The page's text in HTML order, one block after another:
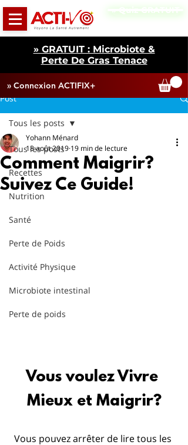
» Connexion ACTIFIX+
» GRATUIT : Microbiote &
Perte De Gras Tenace
» Quiz GRATUIT
Post
Tous les posts
Recettes
Nutrition
Santé
Perte de Poids
Activité Physique
Microbiote intestinal
Perte de poids
Tous les posts
Comment Maigrir?
Suivez Ce Guide!
Yohann Ménard
18 août 2019 19 min de lecture
Vous voulez Vivre
Mieux et Maigrir?
Vous pouvez arrêter de lire tous les